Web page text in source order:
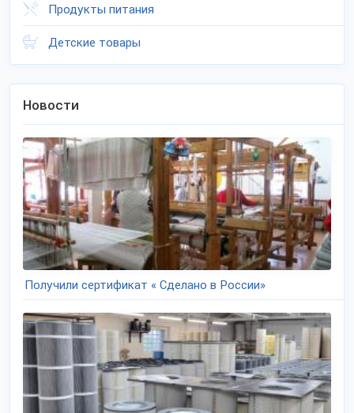
Продукты питания
Детские товары
Новости
Получили сертификат « Сделано в России»